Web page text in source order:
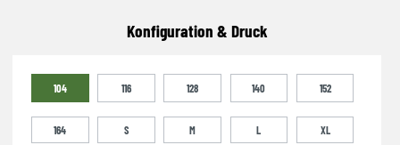
Konfiguration & Druck
104 116 128 140 152
164 S M L XL